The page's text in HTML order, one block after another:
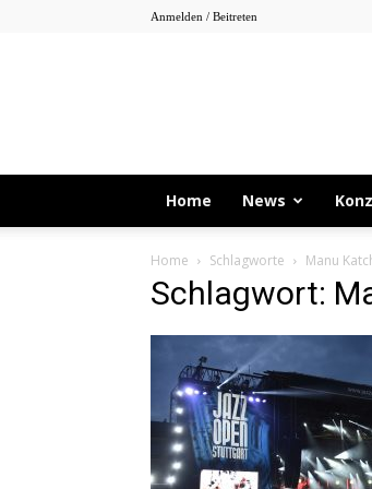
Anmelden / Beitreten
Home News
Home Schlagworte Manu
Schlagwort: